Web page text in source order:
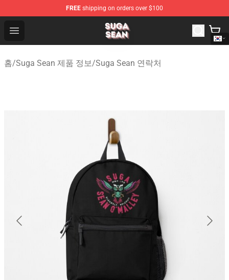
FREE shipping on orders over $100
Open menu
Suga Sean Shop - Official Suga Sean Merchandise Store
홈/Suga Sean 제품 정보/Suga Sean 연락처